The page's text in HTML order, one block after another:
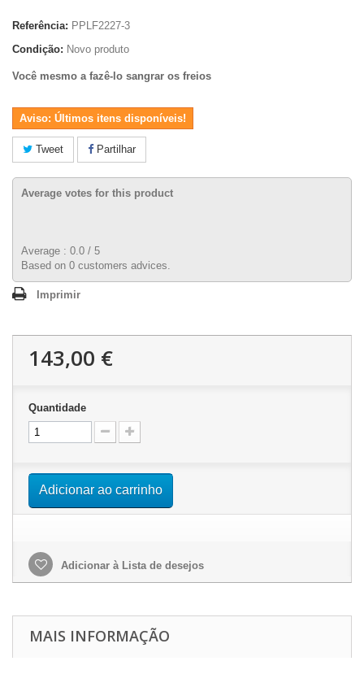
Referência: PPLF2227-3
Condição: Novo produto
Você mesmo a fazê-lo sangrar os freios
Aviso: Últimos itens disponíveis!
Tweet Partilhar
Average votes for this product
Average : 0.0 / 5
Based on 0 customers advices.
Imprimir
143,00 €
Quantidade
Adicionar ao carrinho
Adicionar à Lista de desejos
MAIS INFORMAÇÃO